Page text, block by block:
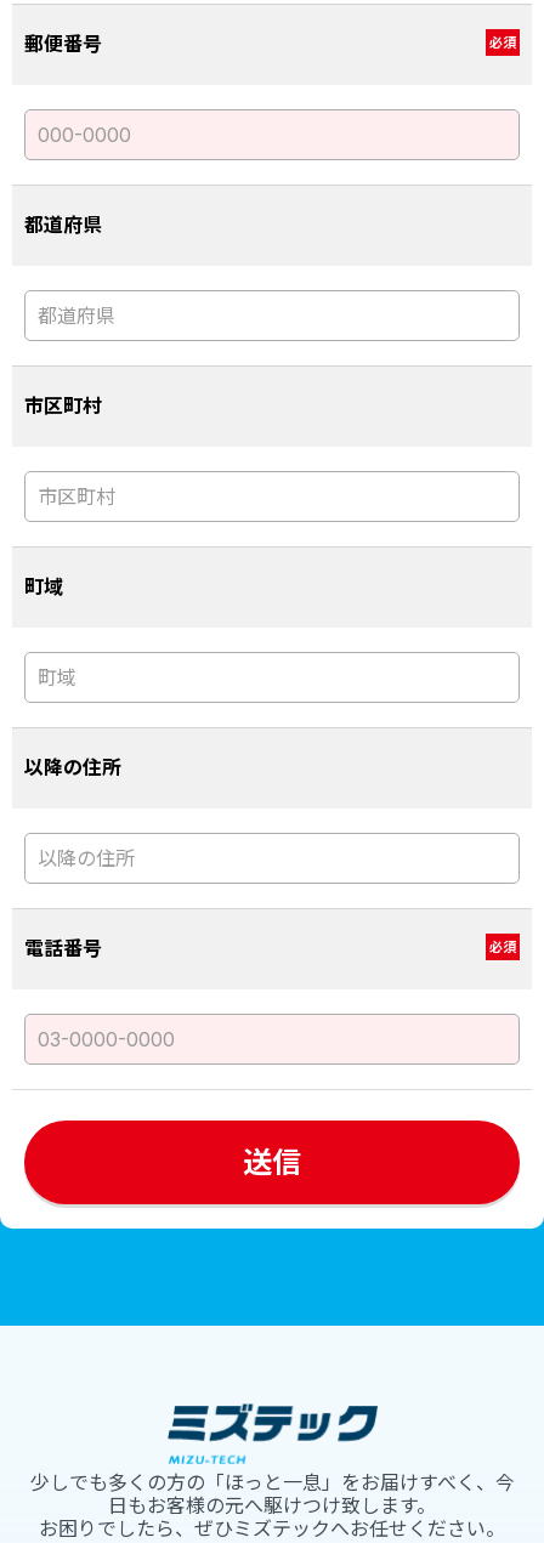
郵便番号 必須
都道府県
市区町村
町域
以降の住所
電話番号 必須
少しでも多くの方の「ほっと一息」をお届けすべく、今
日もお客様の元へ駆けつけ致します。
お困りでしたら、ぜひミズテックへお任せください。